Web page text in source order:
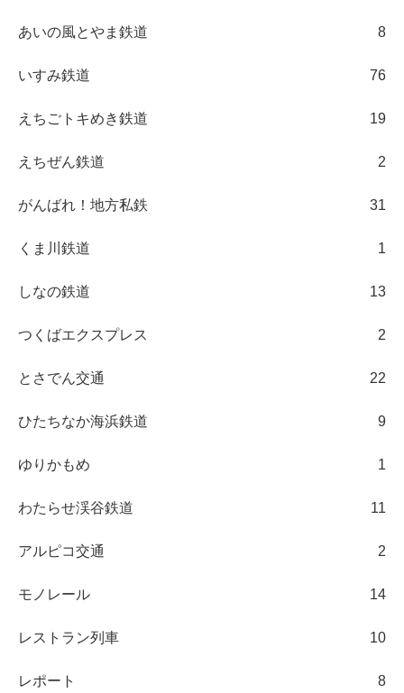
あいの風とやま鉄道 8
いすみ鉄道 76
えちごトキめき鉄道 19
えちぜん鉄道 2
がんばれ！地方私鉄 31
くま川鉄道 1
しなの鉄道 13
つくばエクスプレス 2
とさでん交通 22
ひたちなか海浜鉄道 9
ゆりかもめ 1
わたらせ渓谷鉄道 11
アルピコ交通 2
モノレール 14
レストラン列車 10
レポート 8